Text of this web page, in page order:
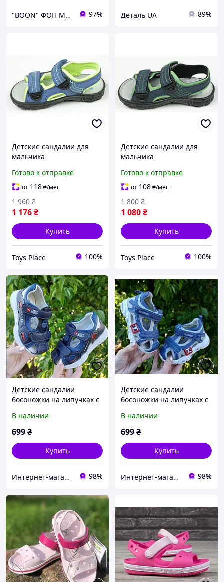
"BOON" ФОП МУХА Є. Л. 97% Деталь UA 89%
Детские сандалии для
мальчика
липучке р.33
Готово к отправке
от 118₴/мес
1 176₴
1 960 ₴
Купить
Toys Place 100%
Детские сандалии для
мальчика
липучке р.27
Готово к отправке
от 108₴/мес
1 080₴
1 800 ₴
Купить
Toys Place 100%
Детские сандалии
босоножки на липучках с
мальчика, 26,27,28,29
В наличии
699₴
Купить
Интернет-магазин детской одежды "Детки-конфетки" 98%
Детские сандалии
босоножки на липучках с
мальчика,
23,24,25,26,27,28,29,30
В наличии
699₴
Купить
Интернет-магазин детской одежды "Детки-конфетки" 98%